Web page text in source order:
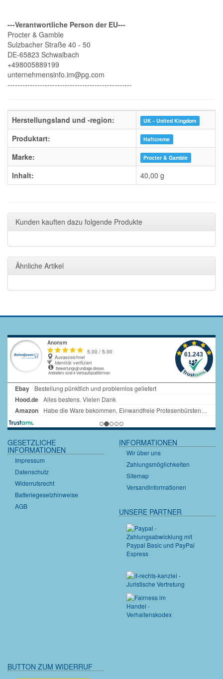
---Verantwortliche Person der EU---
Procter & Gamble
Sulzbacher Straße 40 - 50
DE-65823 Schwalbach
+498005889199
unternehmensinfo.im@pg.com
--------------------------------------------------
Herstellungsland und -region: UK - United Kingdom
Produktart: Haftcreme
Marke: Procter & Gamble
Inhalt: 40,00 g
Kunden kauften dazu folgende Produkte
Ähnliche Artikel
GESETZLICHE
INFORMATIONEN
Impressum
Datenschutz
Widerrufsrecht
Batteriegesetzhinweise
AGB
INFORMATIONEN
Wir über uns
Zahlungsmöglichkeiten
Sitemap
Versandinformationen
UNSERE PARTNER
BUTTON ZUM WIDERRUF